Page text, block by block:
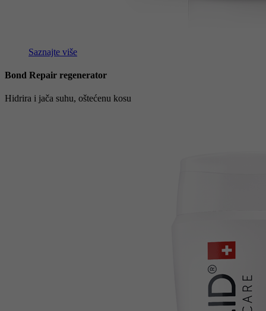
Saznajte više
Bond Repair regenerator
Hidrira i jača suhu, oštećenu kosu